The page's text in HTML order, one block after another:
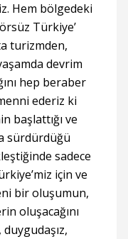
Hem bölgedeki
Türkiye’
turizmden,
devrim
hep beraber
ederiz ki
başlattığı ve
sürdürdüğü
sadece
için ve
bir oluşumun,
oluşacağını